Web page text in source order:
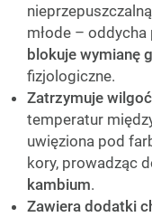
młode –
blokuje wymianę
fizjologiczne.
Zatrzymuje
temperatur
uwięziona pod
kory, prowadząc
kambium.
Zawiera dodatki